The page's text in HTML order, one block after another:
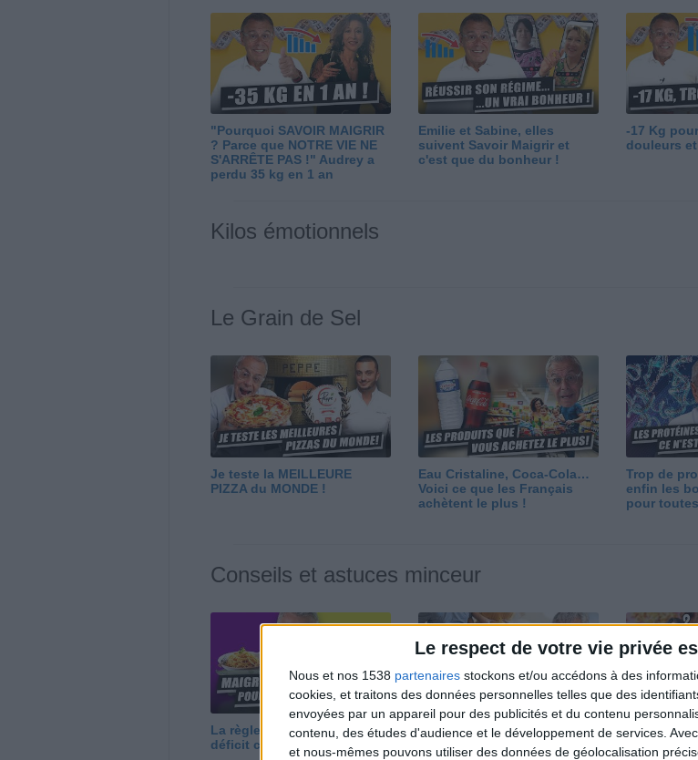
Le respect de votre vie privée
Nous et nos 1538 partenaires stockons et/ou accédons à des
cookies, et traitons des données personnelles telles que des
envoyées par un appareil pour des publicités et du contenu
contenu, des études d'audience et le développement de services.
et nous-mêmes pouvons utiliser des données de géolocalisation
"Pourquoi SAVOIR MAIGRIR
? Parce que NOTRE VIE NE
S'ARRÊTE PAS !" Audrey a
perdu 35 kg en 1 an
Emilie et Sabine, elles
suivent Savoir Maigrir et
c'est que du bonheur !
-17 Kg
douleurs
Kilos émotionnels
Le Grain de Sel
Je teste la MEILLEURE
PIZZA du MONDE !
Eau Cristaline, Coca-Cola…
Voici ce que les Français
achètent le plus !
Trop de
enfin les
pour
Conseils et astuces minceur
La règle N°1 pour maigrir : le
déficit calorique
Perdre 10 kg : ma méthode
est imparable
Et après la
Je fais